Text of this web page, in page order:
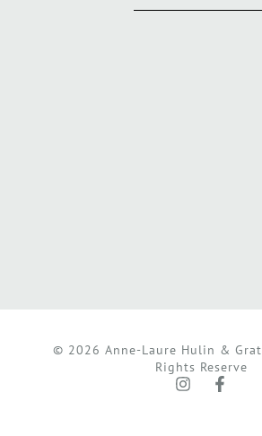
© 2026 Anne-Laure Hulin &
Rights Reserve